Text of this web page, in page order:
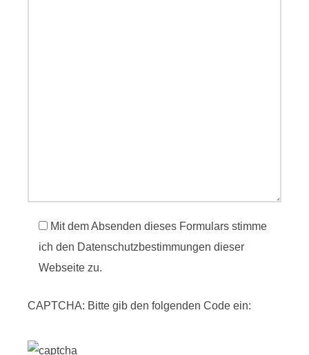
Mit dem Absenden dieses Formulars stimme
ich den Datenschutzbestimmungen dieser
Webseite zu.
CAPTCHA: Bitte gib den folgenden Code ein: